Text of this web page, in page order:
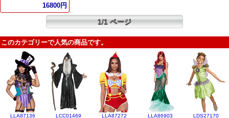
16800円
1/1 ページ
このカテゴリーで人気の商品です。
LLA87136 LCC01469 LLA87272 LLA86903 LDS27170